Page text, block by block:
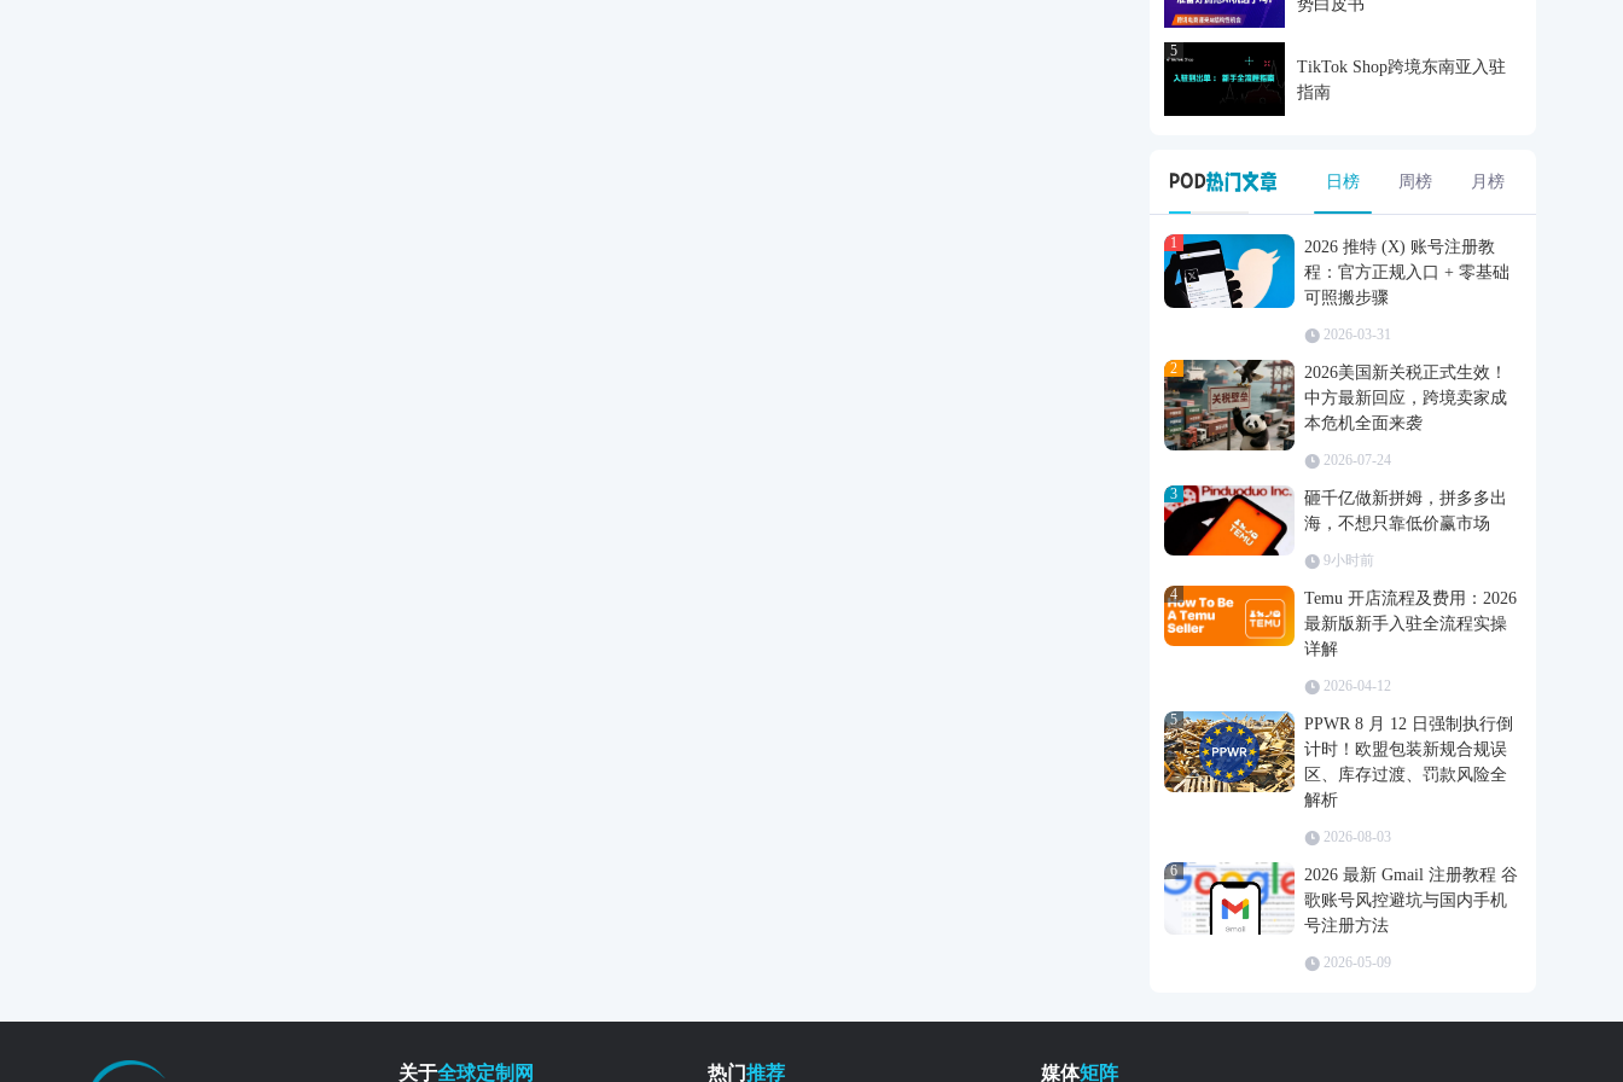
势白皮书
5
TikTok Shop跨境东南亚入驻
指南
日榜 周榜 月榜
1
2026 推特 (X) 账号注册教
程：官方正规入口 + 零基础
可照搬步骤
2026-03-31
2
2026美国新关税正式生效！
中方最新回应，跨境卖家成
本危机全面来袭
2026-07-24
3
砸千亿做新拼姆，拼多多出
海，不想只靠低价赢市场
9小时前
4
Temu 开店流程及费用：2026
最新版新手入驻全流程实操
详解
2026-04-12
5
PPWR 8 月 12 日强制执行倒
计时！欧盟包装新规合规误
区、库存过渡、罚款风险全
解析
2026-08-03
6
2026 最新 Gmail 注册教程 谷
歌账号风控避坑与国内手机
号注册方法
2026-05-09
关于全球定制网 热门推荐 媒体矩阵